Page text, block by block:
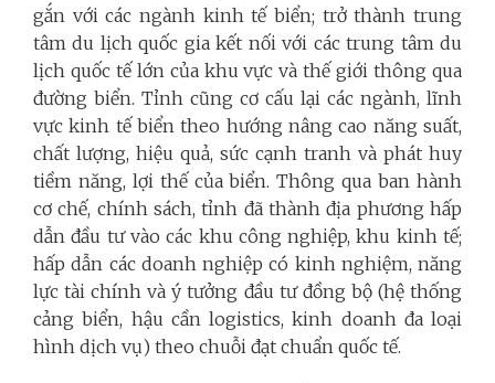
gắn với các ngành kinh tế biển; trở thành trung
tâm du lịch quốc gia kết nối với các trung tâm du
lịch quốc tế lớn của khu vực và thế giới thông qua
đường biển. Tỉnh cũng cơ cấu lại các ngành, lĩnh
vực kinh tế biển theo hướng nâng cao năng suất,
chất lượng, hiệu quả, sức cạnh tranh và phát huy
tiềm năng, lợi thế của biển. Thông qua ban hành
cơ chế, chính sách, tỉnh đã thành địa phương hấp
dẫn đầu tư vào các khu công nghiệp, khu kinh tế;
hấp dẫn các doanh nghiệp có kinh nghiệm, năng
lực tài chính và ý tưởng đầu tư đồng bộ (hệ thống
cảng biển, hậu cần logistics, kinh doanh đa loại
hình dịch vụ) theo chuỗi đạt chuẩn quốc tế.